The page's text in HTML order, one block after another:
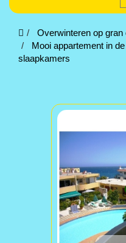
Overwinteren op gran
Mooi appartement in
slaapkamers